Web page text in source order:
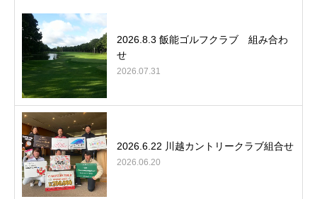
2026.8.3 飯能ゴルフクラブ 組み合わ
せ
2026.07.31
2026.6.22 川越カントリークラブ組合せ
2026.06.20